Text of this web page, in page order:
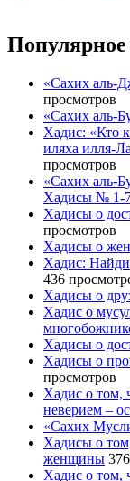
Популярное
«Сахих аль-
просмотров
«Сахих аль-
Хадис: «Кто
иляха илля-
просмотров
«Сахих аль-
Хадисы № 1-
Хадисы о
просмотров
Хадисы о
Хадис: Найди
436
Хадисы о
Хадис о
Хадисы о
Хадисы о
просмотров
Хадис о том,
неверием –
«Сахих
Хадисы о
женщины
Хадис о том,